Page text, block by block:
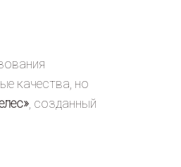
качества, но
, созданный